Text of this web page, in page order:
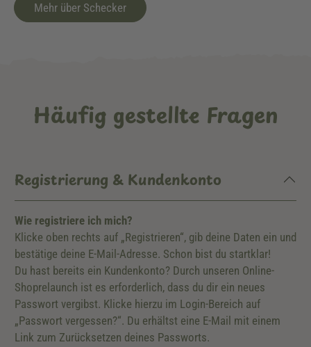
Mehr über Schecker
Häufig gestellte Fragen
Registrierung & Kundenkonto
Wie registriere ich mich?
Klicke oben rechts auf „Registrieren“, gib deine Daten ein und
bestätige deine E-Mail-Adresse. Schon bist du startklar!
Du hast bereits ein Kundenkonto? Durch unseren Online-
Shoprelaunch ist es erforderlich, dass du dir ein neues
Passwort vergibst. Klicke hierzu im Login-Bereich auf
„Passwort vergessen?“. Du erhältst eine E-Mail mit einem
Link zum Zurücksetzen deines Passworts.